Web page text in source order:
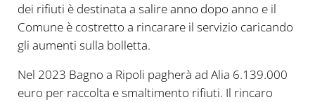
dei rifiuti è destinata a salire anno dopo anno e il
Comune è costretto a rincarare il servizio caricando
gli aumenti sulla bolletta.
Nel 2023 Bagno a Ripoli pagherà ad Alia 6.139.000
euro per raccolta e smaltimento rifiuti. Il rincaro